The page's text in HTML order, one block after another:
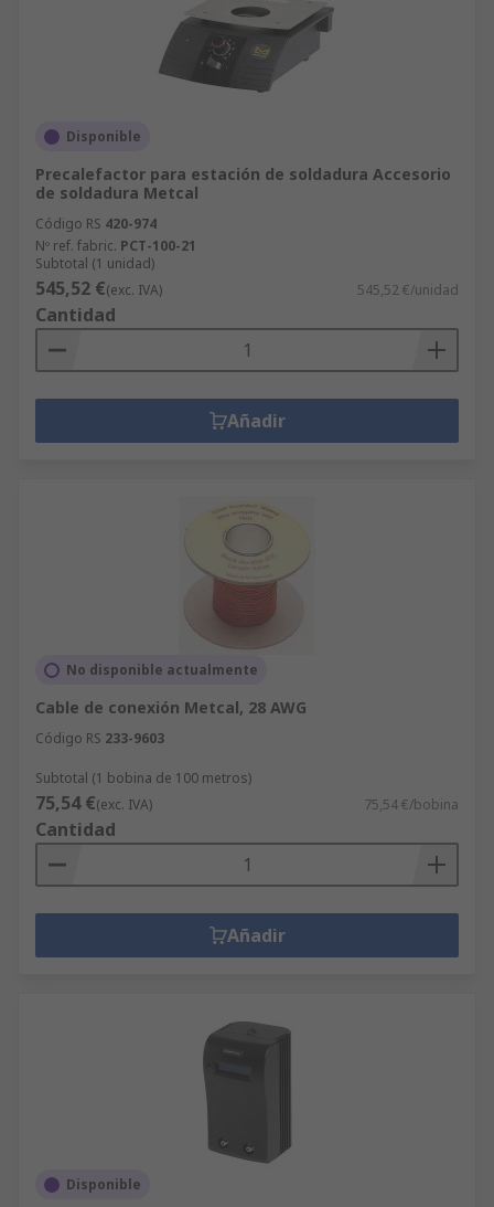
Disponible
Precalefactor para estación de soldadura Accesorio
de soldadura Metcal
Código RS 420-974
Nº ref. fabric. PCT-100-21
Subtotal (1 unidad)
545,52 €(exc. IVA) 545,52 €/unidad
Cantidad
Añadir
No disponible actualmente
Cable de conexión Metcal, 28 AWG
Código RS 233-9603
Subtotal (1 bobina de 100 metros)
75,54 €(exc. IVA) 75,54 €/bobina
Cantidad
Añadir
Disponible